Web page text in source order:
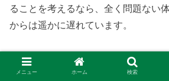
ることを考えるなら、全く問題ない
からは遥かに遅れています。
計画体重では今日は71.5kgになって
メニュー ホーム 検索